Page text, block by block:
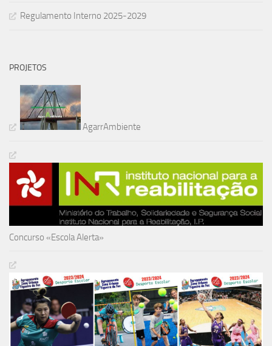
Regulamento Interno 2025-2029
PROJETOS
AgarrAmbiente
Concurso «Escola Alerta»